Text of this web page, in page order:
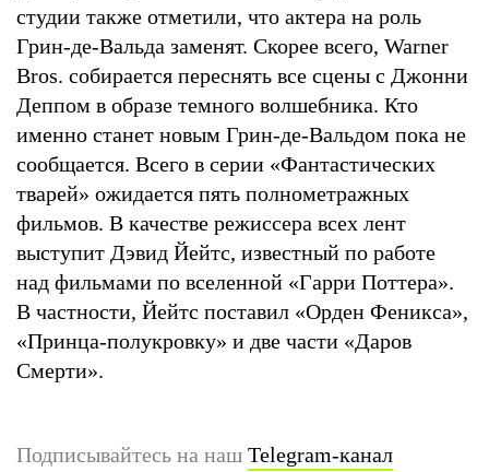
студии также отметили, что актера на роль
Грин-де-Вальда заменят. Скорее всего, Warner
Bros. собирается переснять все сцены с Джонни
Деппом в образе темного волшебника. Кто
именно станет новым Грин-де-Вальдом пока не
сообщается. Всего в серии «Фантастических
тварей» ожидается пять полнометражных
фильмов. В качестве режиссера всех лент
выступит Дэвид Йейтс, известный по работе
над фильмами по вселенной «Гарри Поттера».
В частности, Йейтс поставил «Орден Феникса»,
«Принца-полукровку» и две части «Даров
Смерти».
Подписывайтесь на наш Telegram-канал